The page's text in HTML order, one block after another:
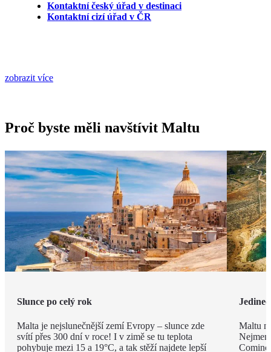
Kontaktní český úřad v destinaci
Kontaktní cizí úřad v ČR
zobrazit více
Proč byste měli navštívit Maltu
Slunce po celý rok
Malta je nejslunečnější zemí Evropy – slunce zde
svítí přes 300 dní v roce! I v zimě se tu teplota
pohybuje mezi 15 a 19°C, a tak stěží najdete lepší
Maltu